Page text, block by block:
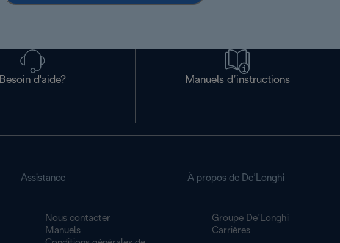
Besoin d'aide? Manuels d’instructions
Assistance
Nous contacter
Manuels
À propos de De’Longhi
Groupe De’Longhi
Carrières